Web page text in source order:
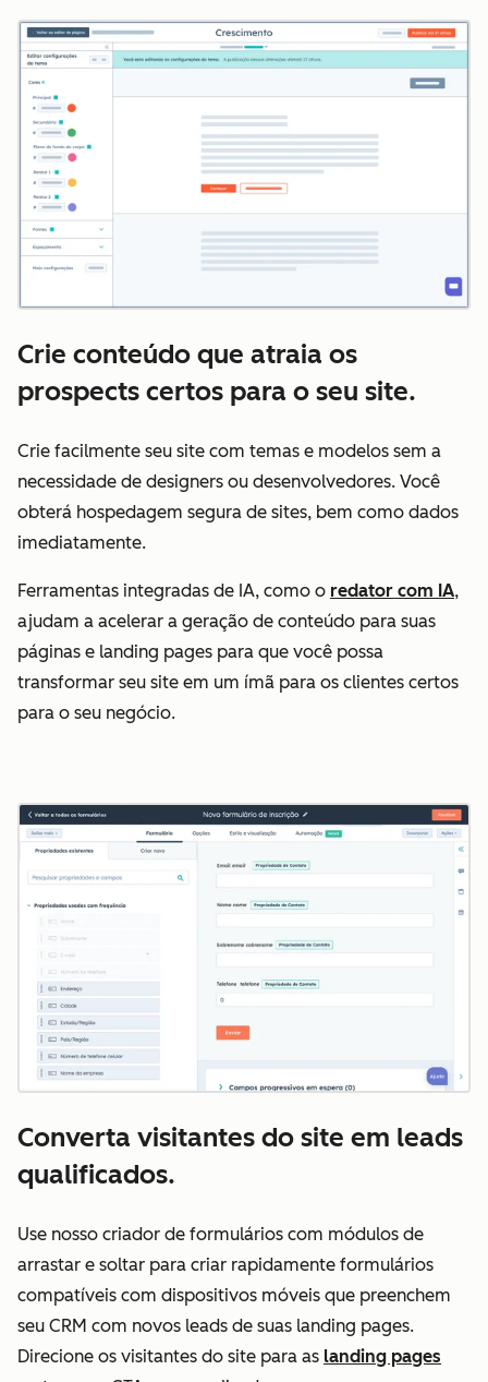
Crie conteúdo que atraia os
prospects certos para o seu site.
Crie facilmente seu site com temas e modelos sem a
necessidade de designers ou desenvolvedores. Você
obterá hospedagem segura de sites, bem como dados
imediatamente.
Ferramentas integradas de IA, como o redator com IA,
ajudam a acelerar a geração de conteúdo para suas
páginas e landing pages para que você possa
transformar seu site em um ímã para os clientes certos
para o seu negócio.
Converta visitantes do site em leads
qualificados.
Use nosso criador de formulários com módulos de
arrastar e soltar para criar rapidamente formulários
compatíveis com dispositivos móveis que preenchem
seu CRM com novos leads de suas landing pages.
Direcione os visitantes do site para as landing pages